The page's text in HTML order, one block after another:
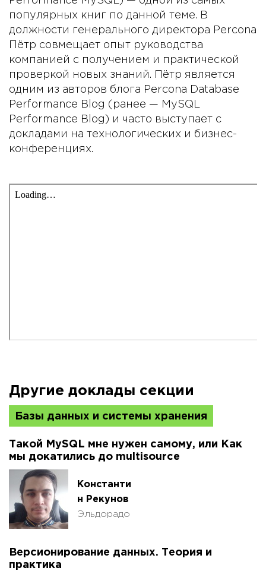
популярных книг по данной теме. В
должности генерального директора Percona
Пётр совмещает опыт руководства
компанией с получением и практической
проверкой новых знаний. Пётр является
одним из авторов блога Percona Database
Performance Blog (ранее — MySQL
Performance Blog) и часто выступает с
докладами на технологических и бизнес-
конференциях.
Другие доклады секции
Базы данных и системы хранения
Такой MySQL мне нужен самому, или Как
мы докатились до multisource
Константи
н Рекунов
Эльдорадо
Версионирование данных. Теория и
практика